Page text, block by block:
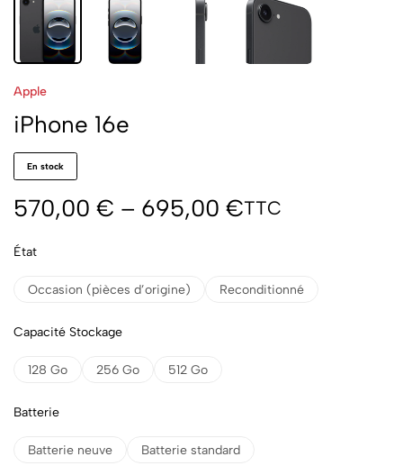
Apple
iPhone 16e
En stock
570,00 € – 695,00 €TTC
État
Occasion (pièces d’origine) Reconditionné
Capacité Stockage
128 Go 256 Go 512 Go
Batterie
Batterie neuve Batterie standard